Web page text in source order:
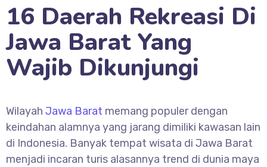
16 Daerah Rekreasi Di
Jawa Barat Yang
Wajib Dikunjungi
Wilayah Jawa Barat memang populer dengan
keindahan alamnya yang jarang dimiliki kawasan lain
di Indonesia. Banyak tempat wisata di Jawa Barat
menjadi incaran turis alasannya trend di dunia maya